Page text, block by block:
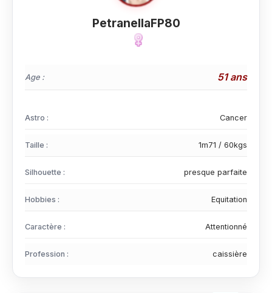
PetranellaFP80
Age : 51 ans
Astro : Cancer
Taille : 1m71 / 60kgs
Silhouette : presque parfaite
Hobbies : Equitation
Caractère : Attentionné
Profession : caissière